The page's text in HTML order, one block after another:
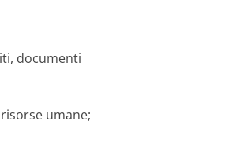
documenti
umane;